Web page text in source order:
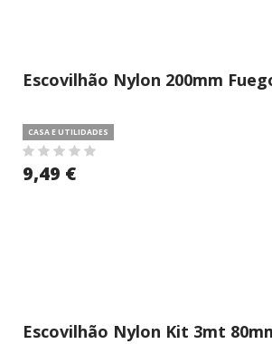
Escovilhão Nylon 200mm
CASA E UTILIDADES
9,49 €
Escovilhão Nylon Kit 3mt